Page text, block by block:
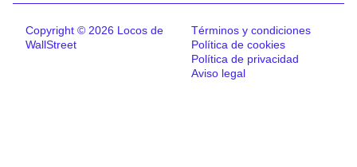
Copyright © 2026 Locos de
WallStreet
Términos y condiciones
Política de cookies
Política de privacidad
Aviso legal